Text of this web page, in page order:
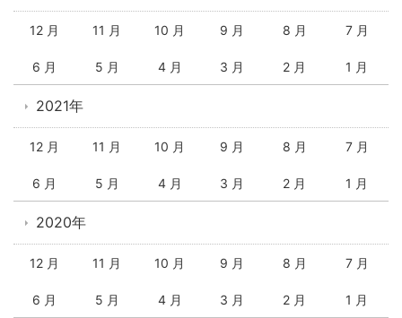
12 月 11 月 10 月 9 月 8 月 7 月
6 月 5 月 4 月 3 月 2 月 1 月
2021年
12 月 11 月 10 月 9 月 8 月 7 月
6 月 5 月 4 月 3 月 2 月 1 月
2020年
12 月 11 月 10 月 9 月 8 月 7 月
6 月 5 月 4 月 3 月 2 月 1 月